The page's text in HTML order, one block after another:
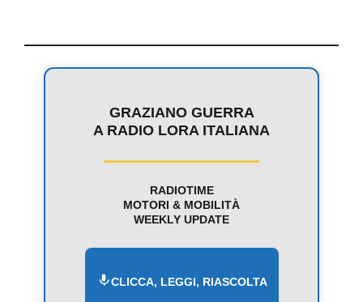
GRAZIANO GUERRA
A RADIO LORA ITALIANA
RADIOTIME
MOTORI & MOBILITÀ
WEEKLY UPDATE
CLICCA, LEGGI, RIASCOLTA